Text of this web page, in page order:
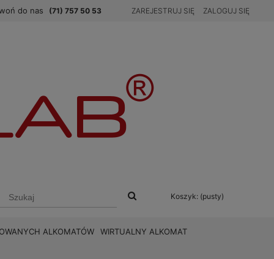
do nas (71) 757 50 53 ZAREJESTRUJ SIĘ ZALOGUJ SIĘ
Koszyk: (pusty)
ALKOMATÓW
WIRTUALNY ALKOMAT